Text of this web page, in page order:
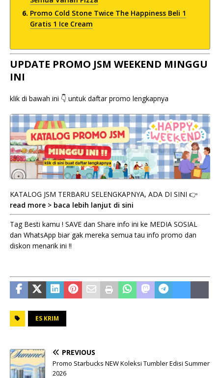
Promo Cold Stone Twice The Happiness Beli 1
Gratis 1 Ice Cream
UPDATE PROMO JSM WEEKEND MINGGU
INI
klik di bawah ini 👇 untuk daftar promo lengkapnya
KATALOG JSM TERBARU SELENGKAPNYA, ADA DI SINI 👉
read more > baca lebih lanjut di sini
Tag Besti kamu ! SAVE dan Share info ini ke MEDIA SOSIAL
dan WhatsApp biar gak mereka semua tau info promo dan
diskon menarik ini !!
ES KRIM
PREVIOUS
Promo Starbucks NEW Koleksi Tumbler Edisi Summer
2026